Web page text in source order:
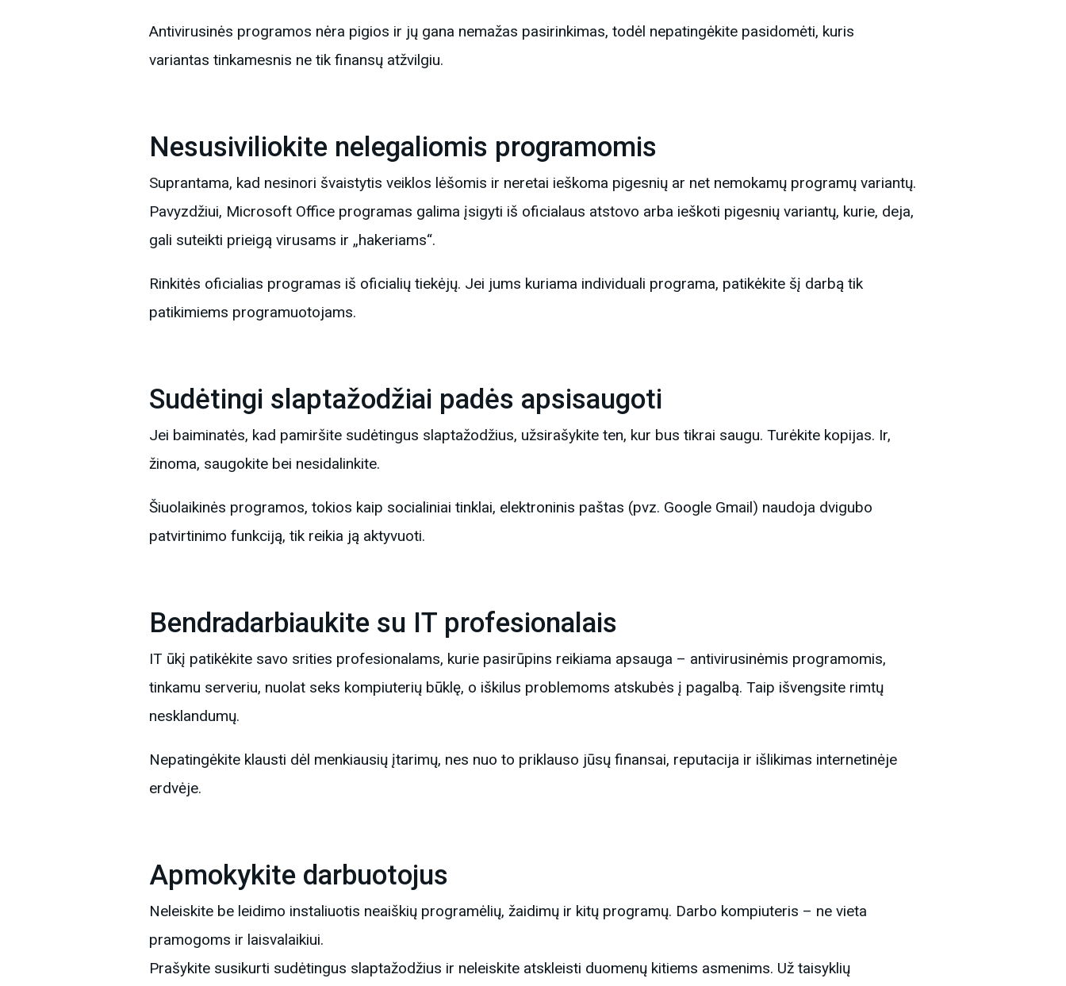
Antivirusinės programos nėra pigios ir jų gana nemažas pasirinkimas, todėl nepatingėkite pasidomėti, kuris
variantas tinkamesnis ne tik finansų atžvilgiu.
Nesusiviliokite nelegaliomis programomis
Suprantama, kad nesinori švaistytis veiklos lėšomis ir neretai ieškoma pigesnių ar net nemokamų programų variantų.
Pavyzdžiui, Microsoft Office programas galima įsigyti iš oficialaus atstovo arba ieškoti pigesnių variantų, kurie, deja,
gali suteikti prieigą virusams ir „hakeriams“.
Rinkitės oficialias programas iš oficialių tiekėjų. Jei jums kuriama individuali programa, patikėkite šį darbą tik
patikimiems programuotojams.
Sudėtingi slaptažodžiai padės apsisaugoti
Jei baiminatės, kad pamiršite sudėtingus slaptažodžius, užsirašykite ten, kur bus tikrai saugu. Turėkite kopijas. Ir,
žinoma, saugokite bei nesidalinkite.
Šiuolaikinės programos, tokios kaip socialiniai tinklai, elektroninis paštas (pvz. Google Gmail) naudoja dvigubo
patvirtinimo funkciją, tik reikia ją aktyvuoti.
Bendradarbiaukite su IT profesionalais
IT ūkį patikėkite savo srities profesionalams, kurie pasirūpins reikiama apsauga – antivirusinėmis programomis,
tinkamu serveriu, nuolat seks kompiuterių būklę, o iškilus problemoms atskubės į pagalbą. Taip išvengsite rimtų
nesklandumų.
Nepatingėkite klausti dėl menkiausių įtarimų, nes nuo to priklauso jūsų finansai, reputacija ir išlikimas internetinėje
erdvėje.
Apmokykite darbuotojus
Neleiskite be leidimo instaliuotis neaiškių programėlių, žaidimų ir kitų programų. Darbo kompiuteris – ne vieta
pramogoms ir laisvalaikiui.
Prašykite susikurti sudėtingus slaptažodžius ir neleiskite atskleisti duomenų kitiems asmenims. Už taisyklių